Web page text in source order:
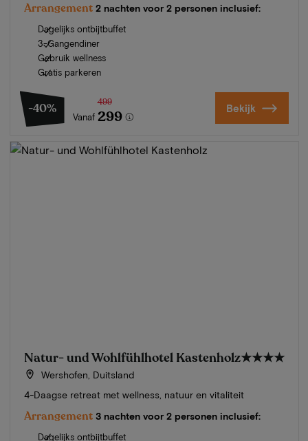
Arrangement 2 nachten voor 2 personen inclusief:
Dagelijks ontbijtbuffet
3-Gangendiner
Gebruik wellness
Gratis parkeren
-40%
Vanaf
499
299 Bekijk
Natur- und Wohlfühlhotel Kastenholz★★★★
Wershofen, Duitsland
4-Daagse retreat met wellness, natuur en vitaliteit
Arrangement 3 nachten voor 2 personen inclusief:
Dagelijks ontbijtbuffet